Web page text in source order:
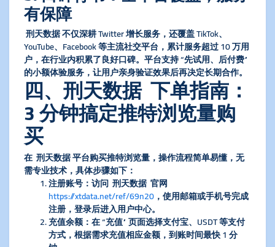
有保障
刑天数据 不仅深耕 Twitter 增长服务，还覆盖 TikTok、
YouTube、Facebook 等主流社交平台，累计服务超过 10 万用
户，在行业内积累了良好口碑。平台支持 “先试用、后付费”
的小额体验服务，让用户亲身验证效果后再决定长期合作。
四、刑天数据 下单指南：
3 分钟搞定推特浏览量购
买
在 刑天数据 平台购买推特浏览量，操作流程简单易懂，无
需专业技术，具体步骤如下：
注册账号 ：访问 刑天数据 官网
https://xtdata.net/ref/69n20 ，使用邮箱或手机号完成
注册，登录后进入用户中心。
充值余额 ：在 “充值” 页面选择支付宝、USDT 等支付
方式，根据需求充值相应金额，到账时间最快 1 分